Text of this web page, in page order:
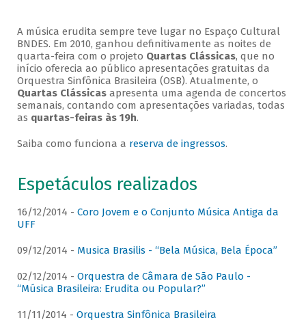
A música erudita sempre teve lugar no Espaço Cultural
BNDES. Em 2010, ganhou definitivamente as noites de
quarta-feira com o projeto Quartas Clássicas, que no
início oferecia ao público apresentações gratuitas da
Orquestra Sinfônica Brasileira (OSB). Atualmente, o
Quartas Clássicasapresenta uma agenda de concertos
semanais, contando com apresentações variadas, todas
as quartas-feiras às 19h.
Saiba como funciona a reserva de ingressos.
Espetáculos realizados
16/12/2014 - Coro Jovem e o Conjunto Música Antiga da
UFF
09/12/2014 - Musica Brasilis - “Bela Música, Bela Época”
02/12/2014 - Orquestra de Câmara de São Paulo -
“Música Brasileira: Erudita ou Popular?”
11/11/2014 - Orquestra Sinfônica Brasileira